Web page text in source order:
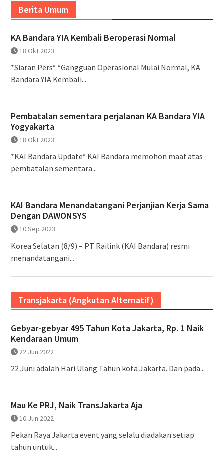
Berita Umum
KA Bandara YIA Kembali Beroperasi Normal
18 Okt 2023
*Siaran Pers* *Gangguan Operasional Mulai Normal, KA
Bandara YIA Kembali...
Pembatalan sementara perjalanan KA Bandara YIA
Yogyakarta
18 Okt 2023
*KAI Bandara Update* KAI Bandara memohon maaf atas
pembatalan sementara...
KAI Bandara Menandatangani Perjanjian Kerja Sama
Dengan DAWONSYS
10 Sep 2023
Korea Selatan (8/9) – PT Railink (KAI Bandara) resmi
menandatangani...
Transjakarta (Angkutan Alternatif)
Gebyar-gebyar 495 Tahun Kota Jakarta, Rp. 1 Naik
Kendaraan Umum
22 Jun 2022
22 Juni adalah Hari Ulang Tahun kota Jakarta. Dan pada...
Mau Ke PRJ, Naik TransJakarta Aja
10 Jun 2022
Pekan Raya Jakarta event yang selalu diadakan setiap
tahun untuk...